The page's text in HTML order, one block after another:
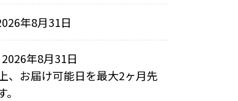
年8月31日
年8月31日
、お届け可能日を最大2ヶ月先